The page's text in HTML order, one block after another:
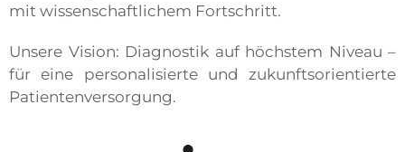
mit wissenschaftlichem Fortschritt.
Unsere Vision: Diagnostik auf höchstem Niveau –
für eine personalisierte und zukunftsorientierte
Patientenversorgung.